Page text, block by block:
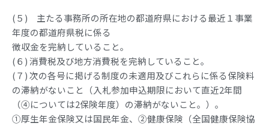
(５) 主たる事務所の所在地の都道府県における最近１事業
年度の都道府県税に係る
徴収金を完納していること。
(６) 消費税及び地方消費税を完納していること。
(７) 次の各号に掲げる制度の未適用及びこれらに係る保険料
の滞納がないこと（入札参加申込期限において直近2年間
（④については2保険年度）の滞納がないこと。）。
①厚生年金保険又は国民年金、②健康保険（全国健康保険協